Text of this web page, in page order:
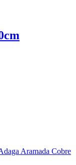
Aramada Cobre